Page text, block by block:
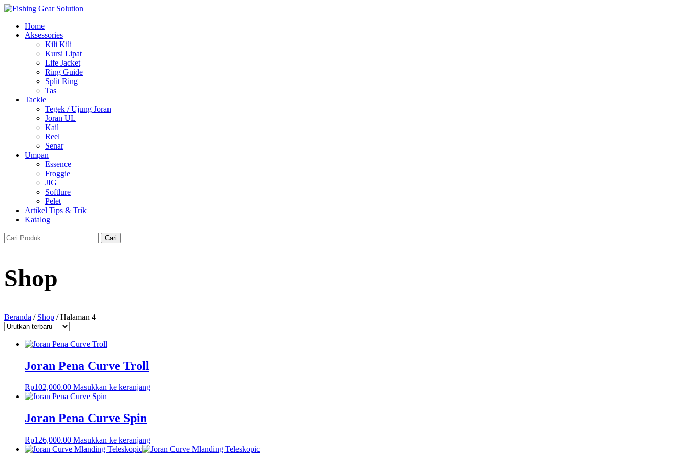
alihan
Home
Aksessories
Kili Kili
Kursi Lipat
Life Jacket
Ring Guide
Split Ring
Tas
Tackle
Tegek / Ujung Joran
Joran UL
Kail
Reel
Senar
Umpan
Essence
Froggie
JIG
Softlure
Pelet
Artikel Tips & Trik
Katalog
Shop
Beranda / Shop / Halaman 4
Joran Pena Curve Troll
Rp102,000.00 Masukkan ke keranjang
Joran Pena Curve Spin
Rp126,000.00 Masukkan ke keranjang